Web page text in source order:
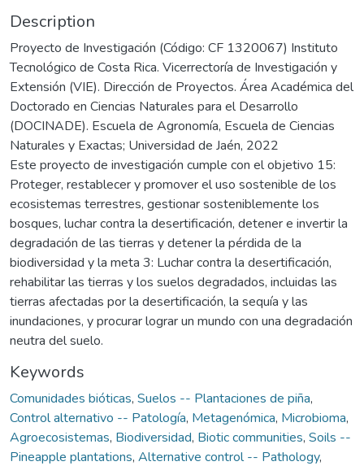
Description
Proyecto de Investigación (Código: CF 1320067) Instituto
Tecnológico de Costa Rica. Vicerrectoría de Investigación y
Extensión (VIE). Dirección de Proyectos. Área Académica del
Doctorado en Ciencias Naturales para el Desarrollo
(DOCINADE). Escuela de Agronomía, Escuela de Ciencias
Naturales y Exactas; Universidad de Jaén, 2022
Este proyecto de investigación cumple con el objetivo 15:
Proteger, restablecer y promover el uso sostenible de los
ecosistemas terrestres, gestionar sosteniblemente los
bosques, luchar contra la desertificación, detener e invertir la
degradación de las tierras y detener la pérdida de la
biodiversidad y la meta 3: Luchar contra la desertificación,
rehabilitar las tierras y los suelos degradados, incluidas las
tierras afectadas por la desertificación, la sequía y las
inundaciones, y procurar lograr un mundo con una degradación
neutra del suelo.
Keywords
Comunidades bióticas, Suelos -- Plantaciones de piña,
Control alternativo -- Patología, Metagenómica, Microbioma,
Agroecosistemas, Biodiversidad, Biotic communities, Soils --
Pineapple plantations, Alternative control -- Pathology,